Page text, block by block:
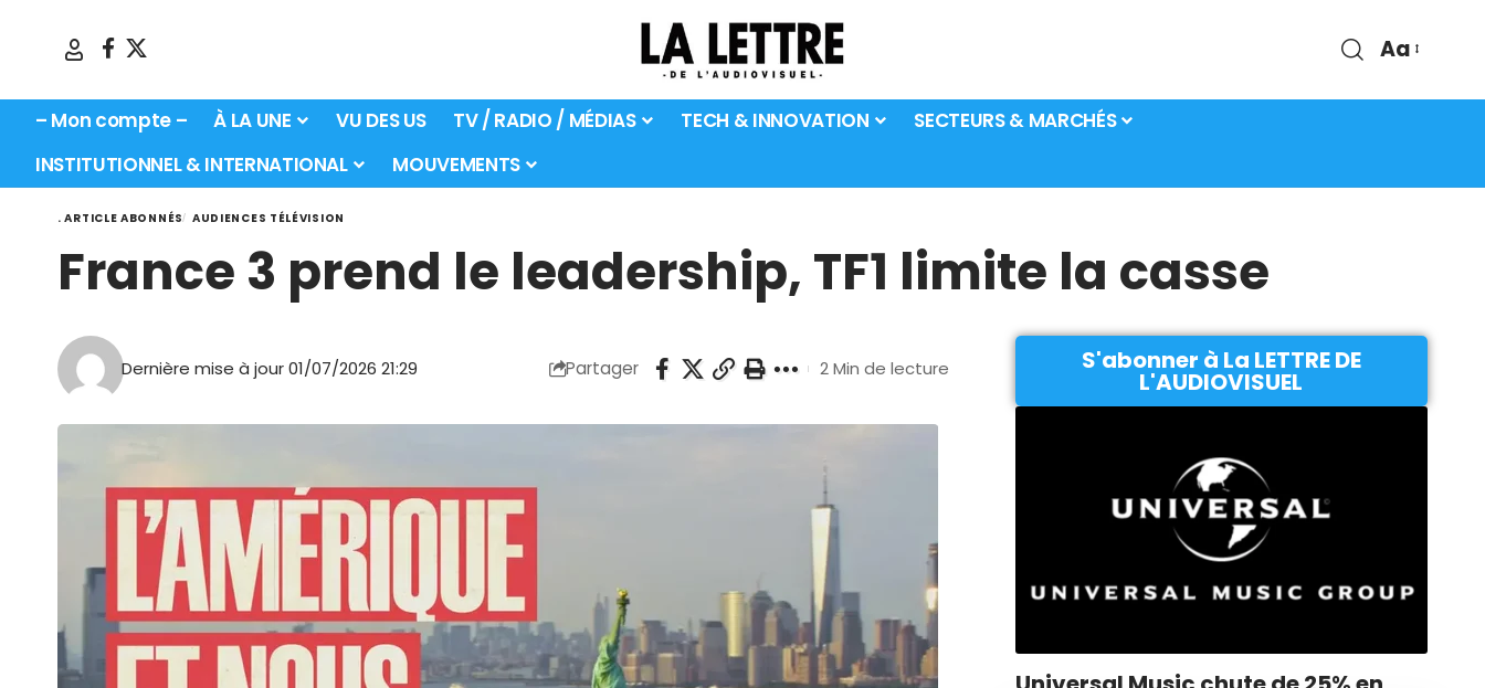
Aa
– Mon compte – À LA UNE VU DES US TV / RADIO / MÉDIAS TECH & INNOVATION
SECTEURS & MARCHÉS
INSTITUTIONNEL & INTERNATIONAL
MOUVEMENTS
. ARTICLE ABONNÉS AUDIENCES TÉLÉVISION
France 3 prend le leadership, TF1 limite la casse
Dernière mise à jour 01/07/2026 21:29 Partager 2 Min de lecture S'abonner à La LETTRE DE
L'AUDIOVISUEL